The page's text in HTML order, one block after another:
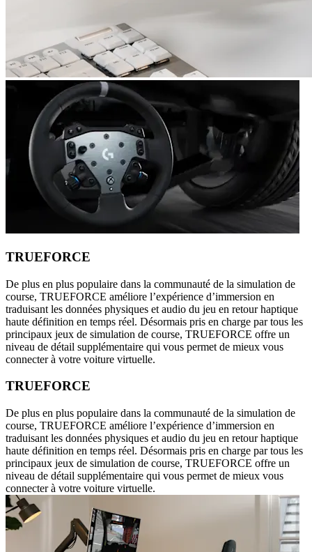
TRUEFORCE
De plus en plus populaire dans la communauté de la simulation de
course, TRUEFORCE améliore l’expérience d’immersion en
traduisant les données physiques et audio du jeu en retour haptique
haute définition en temps réel. Désormais pris en charge par tous les
principaux jeux de simulation de course, TRUEFORCE offre un
niveau de détail supplémentaire qui vous permet de mieux vous
connecter à votre voiture virtuelle.
TRUEFORCE
De plus en plus populaire dans la communauté de la simulation de
course, TRUEFORCE améliore l’expérience d’immersion en
traduisant les données physiques et audio du jeu en retour haptique
haute définition en temps réel. Désormais pris en charge par tous les
principaux jeux de simulation de course, TRUEFORCE offre un
niveau de détail supplémentaire qui vous permet de mieux vous
connecter à votre voiture virtuelle.